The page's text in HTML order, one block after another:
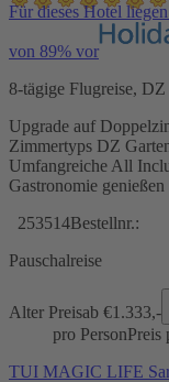
Für dieses Hotel
von 89% vor
8-tägige Flugreise,
Upgrade auf
Zimmertyps DZ
Umfangreiche All
Gastronomie genießen
253514Bestellnr.:
Pauschalreise
Alter Preisab €1.333,-
pro PersonPreis
TUI MAGIC LIFE